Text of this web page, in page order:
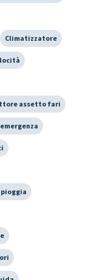
Climatizzatore
assetto fari
pioggia